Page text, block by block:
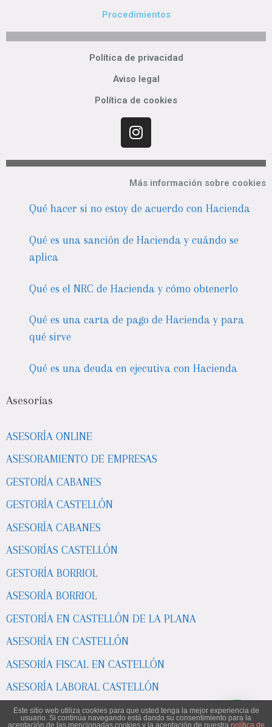
Procedimientos
Política de privacidad
Aviso legal
Política de cookies
Más información sobre cookies
Qué hacer si no estoy de acuerdo con Hacienda
Qué es una sanción de Hacienda y cuándo se
aplica
Qué es el NRC de Hacienda y cómo obtenerlo
Qué es una carta de pago de Hacienda y para
qué sirve
Qué es una deuda en ejecutiva con Hacienda
Asesorías
ASESORÍA ONLINE
ASESORAMIENTO DE EMPRESAS
GESTORÍA CABANES
GESTORÍA CASTELLÓN
ASESORÍA CABANES
ASESORÍAS CASTELLÓN
GESTORÍA BORRIOL
ASESORÍA BORRIOL
GESTORÍA EN CASTELLÓN DE LA PLANA
ASESORÍA EN CASTELLÓN
ASESORÍA FISCAL EN CASTELLÓN
ASESORÍA LABORAL CASTELLÓN
ASESORÍA POBLA TORNESA
Este sitio web utiliza cookies para que usted tenga la mejor experiencia de
usuario. Si continúa navegando está dando su consentimiento para la
aceptación de las mencionadas cookies y la aceptación de nuestra política de